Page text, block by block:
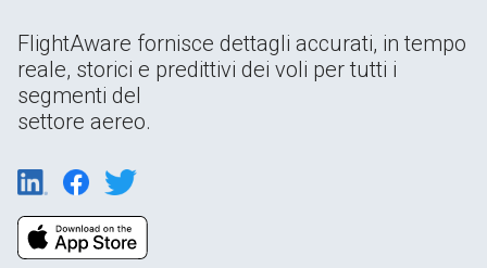
FlightAware fornisce dettagli accurati, in tempo
reale, storici e predittivi dei voli per tutti i
segmenti del
settore aereo.